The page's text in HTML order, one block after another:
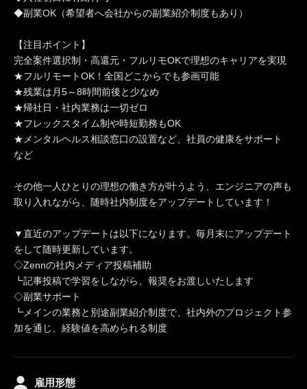
◆副業OK（希望者へ会社からの副業紹介制度もあり）
【注目ポイント】
完全案件選択制・高還元・フルリモOKで理想のキャリアを実現
★フルリモートOK！全国どこからでも参画可能
★残業は月5～8時間前後と少なめ
★帰社日・社内業務は一切ゼロ
★フレックスタイム制や時短勤務もOK
★メンタルヘルス相談窓口の設置など、社員の健康をサポート
など
その他一人ひとりの理想の働き方が叶うよう、エンジニアの声も
取り入れながら、随時社内制度をアップデートしています！
▼直近のアップデートは以下になります。毎月末にアップデート
をして随時更新しています。
◇Zennの社内メディア投稿補助
┗記事投稿で学習をしながら、報奨をお渡しいたします
◇副業サポート
┗メインの業務と別途副業紹介制度で、社内外のプロジェクト参
加を通じ、経験値を高められる制度
雇用形態